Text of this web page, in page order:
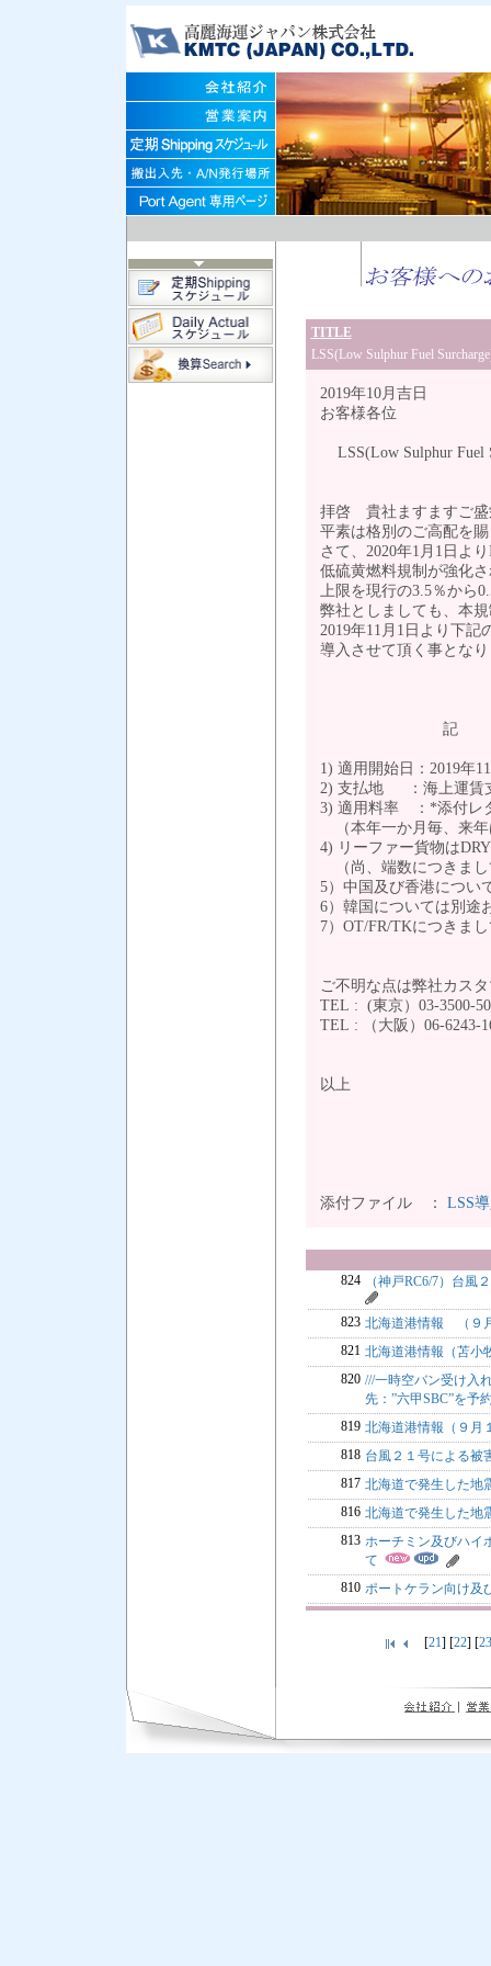
TITLE
LSS(Low Sulphur Fuel
2019年10月吉日
お客様各位
LSS(Low Sulphur Fuel
拝啓 貴社ますますご盛
平素は格別のご高配を
さて、2020年1月1日よ
低硫黄燃料規制が強化
上限を現行の3.5％から
弊社としましても、本
2019年11月1日より下記
導入させて頂く事とな
記
1) 適用開始日：2019年
2) 支払地 ：海上運賃
3) 適用料率 ：*添付レ
（本年一か月毎、来年
4) リーファー貨物は
（尚、端数につきまし
5）中国及び香港につい
6）韓国については別途
7）OT/FR/TKにつきま
ご不明な点は弊社カス
TEL : (東京）03-3500-
TEL : （大阪
以上
添付ファイル ： LSS
824 （神戸RC6/7）台風
823 北海道港情報 （９
821 北海道港情報（苫小
820 ///一時空バン受け入
先：”六甲SBC”を予
819 北海道港情報（９月
818 台風２１号による被
817 北海道で発生した地
816 北海道で発生した地
813 ホーチミン及びハイ
て
810 ポートケラン向け及
[21] [22] [23